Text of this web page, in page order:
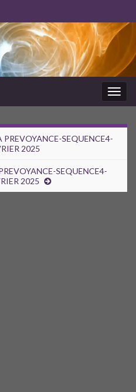
SEQUENCE4-
2025
SEQUENCE4-
2025